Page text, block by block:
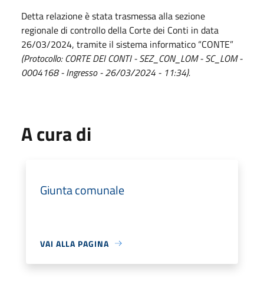
Detta relazione è stata trasmessa alla sezione
regionale di controllo della Corte dei Conti in data
26/03/2024, tramite il sistema informatico “CONTE”
(Protocollo: CORTE DEI CONTI - SEZ_CON_LOM - SC_LOM -
0004168 - Ingresso - 26/03/2024 - 11:34).
A cura di
Giunta comunale
VAI ALLA PAGINA